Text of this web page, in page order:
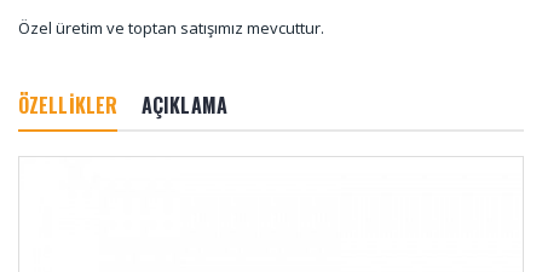
Özel üretim ve toptan satışımız mevcuttur.
ÖZELLİKLER AÇIKLAMA